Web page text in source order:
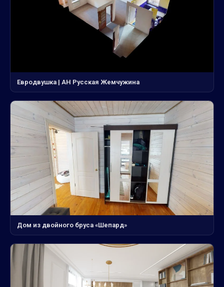
Евродвушка | АН Русская Жемчужина
Дом из двойного бруса «Шепард»